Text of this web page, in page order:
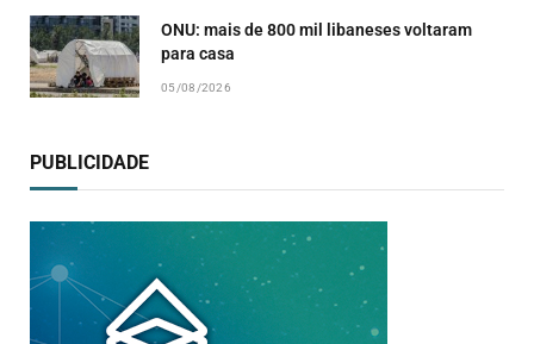
ONU: mais de 800 mil libaneses voltaram
para casa
05/08/2026
PUBLICIDADE